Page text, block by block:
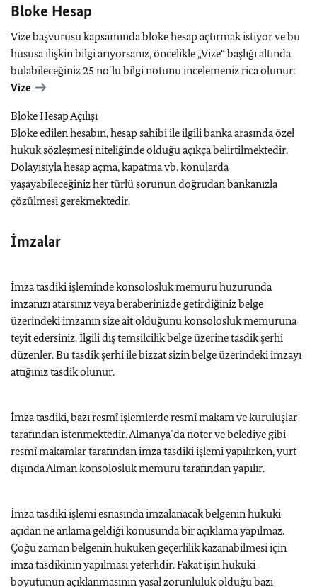
Bloke Hesap
Vize başvurusu kapsamında bloke hesap açtırmak istiyor ve bu
hususa ilişkin bilgi arıyorsanız, öncelikle „Vize“ başlığı altında
bulabileceğiniz 25 no´lu bilgi notunu incelemeniz rica olunur:
Vize
Bloke Hesap Açılışı
Bloke edilen hesabın, hesap sahibi ile ilgili banka arasında özel
hukuk sözleşmesi niteliğinde olduğu açıkça belirtilmektedir.
Dolayısıyla hesap açma, kapatma vb. konularda
yaşayabileceğiniz her türlü sorunun doğrudan bankanızla
çözülmesi gerekmektedir.
İmzalar
İmza tasdiki işleminde konsolosluk memuru huzurunda
imzanızı atarsınız veya beraberinizde getirdiğiniz belge
üzerindeki imzanın size ait olduğunu konsolosluk memuruna
teyit edersiniz. İlgili dış temsilcilik belge üzerine tasdik şerhi
düzenler. Bu tasdik şerhi ile bizzat sizin belge üzerindeki imzayı
attığınız tasdik olunur.
İmza tasdiki, bazı resmî işlemlerde resmî makam ve kuruluşlar
tarafından istenmektedir. Almanya´da noter ve belediye gibi
resmî makamlar tarafından imza tasdiki işlemi yapılırken, yurt
dışında Alman konsolosluk memuru tarafından yapılır.
İmza tasdiki işlemi esnasında imzalanacak belgenin hukuki
açıdan ne anlama geldiği konusunda bir açıklama yapılmaz.
Çoğu zaman belgenin hukuken geçerlilik kazanabilmesi için
imza tasdikinin yapılması yeterlidir. Fakat işin hukuki
boyutunun açıklanmasının yasal zorunluluk olduğu bazı